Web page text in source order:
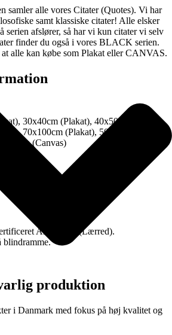
samler alle vores Citater (Quotes). Vi har
samt klassiske citater! Alle elsker
serien afslører, så har vi kun citater vi selv
finder du også i vores BLACK serien.
alle kan købe som Plakat eller CANVAS.
30x40cm (Plakat), 40x50cm (Plakat),
70x100cm (Plakat), 50x70cm
(Canvas)
Art canvas (Lærred).
blindramme.
produktion
i Danmark med fokus på høj kvalitet og